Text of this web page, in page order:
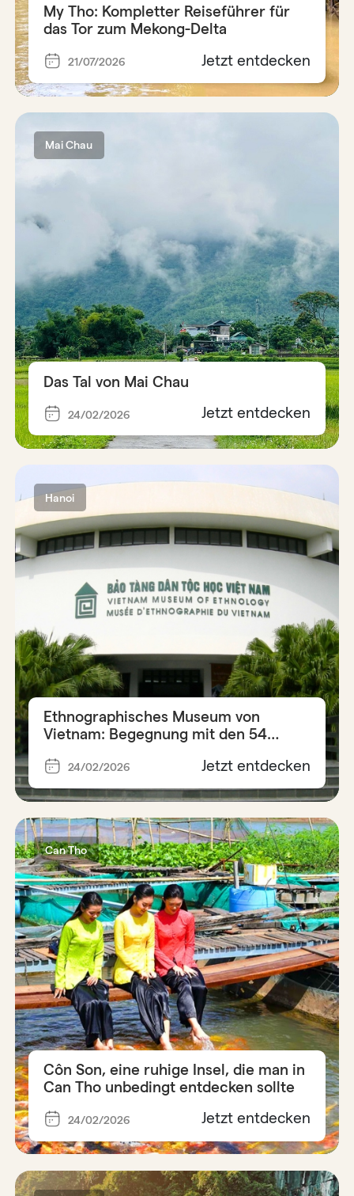
My Tho: Kompletter Reiseführer für
das Tor zum Mekong-Delta
21/07/2026 Jetzt entdecken
Mai Chau
Das Tal von Mai Chau
24/02/2026 Jetzt entdecken
Hanoi
Ethnographisches Museum von
Vietnam: Begegnung mit den 54
24/02/2026 Jetzt entdecken
Can Tho
Côn Son, eine ruhige Insel, die man in
Can Tho unbedingt entdecken sollte
24/02/2026 Jetzt entdecken